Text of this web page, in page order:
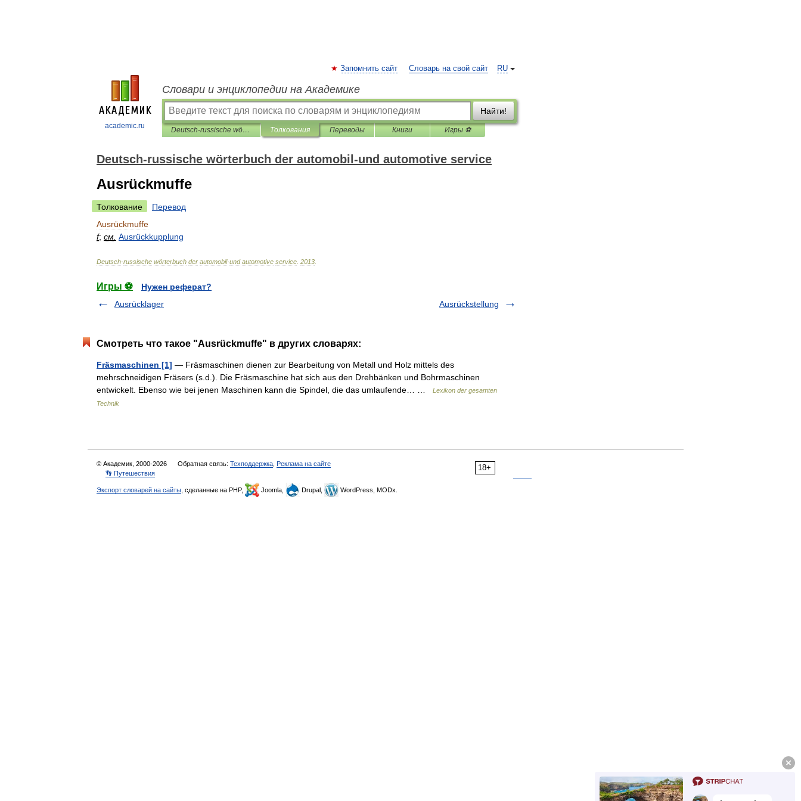
academic.ru
RU
Запомнить сайт Словарь на свой сайт
Словари и энциклопедии на Академике
Найти!
Deutsch-russische wörterbuch der automobil-und automotive service Толкования Переводы Книги Игры ⚽
Deutsch-russische wörterbuch der automobil-und automotive service
Ausrückmuffe
Толкование
Перевод
Ausrückmuffe
f; см Ausrückkupplung
Deutsch-russische wörterbuch der automobil-und automotive service 2013
Игры ⚽
Нужен реферат?
Ausrücklager
Ausrückstellung
Смотреть что такое "Ausrückmuffe" в других словарях:
Fräsmaschinen [1] — Fräsmaschinen dienen zur Bearbeitung von Metall und Holz mittels des
mehrschneidigen Fräsers (s.d.). Die Fräsmaschine hat sich aus den Drehbänken und Bohrmaschinen
entwickelt. Ebenso wie bei jenen Maschinen kann die Spindel, die das umlaufende… …
Lexikon der gesamten
Technik
18+
© Академик, 2000-2026 Обратная связь: Техподдержка Реклама на сайте
👣 Путешествия
Экспорт словарей на сайты , сделанные на PHP, Joomla, Drupal, WordPress, MODx.